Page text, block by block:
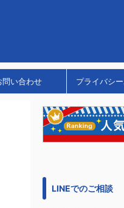
問い合わせ プライバシ
LINEでのご相談